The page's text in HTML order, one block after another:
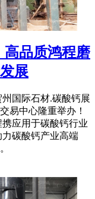
品质鸿程磨
展
国际石材.碳酸钙展
易中心隆重举办！
应用于碳酸钙行业
碳酸钙产业高端